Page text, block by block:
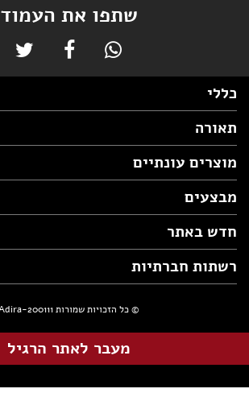
שתפו את העמוד
כללי
תאורה
מוצרים עונתיים
מבצעים
חדש באתר
רשתות חברתיות
© כל הזכויות שמורות Adira-200111
מעבר לאתר הרגיל